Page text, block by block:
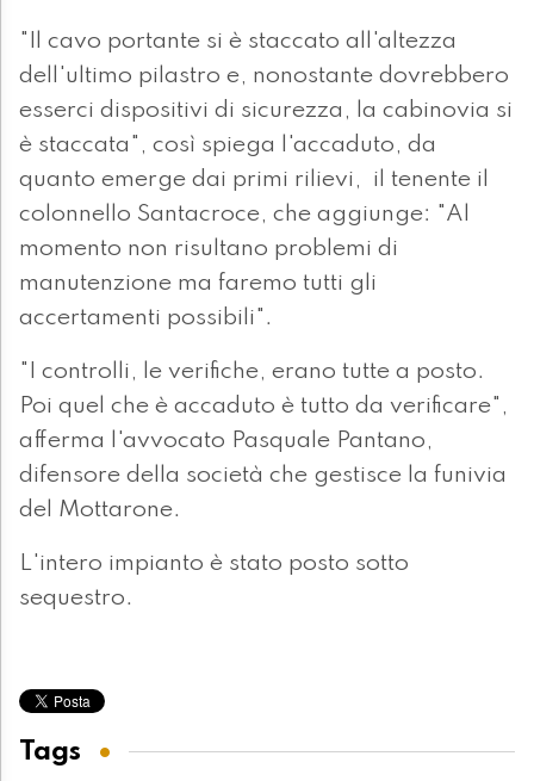
"Il cavo portante si è staccato all'altezza
dell'ultimo pilastro e, nonostante dovrebbero
esserci dispositivi di sicurezza, la cabinovia si
è staccata", così spiega l'accaduto, da
quanto emerge dai primi rilievi, il tenente il
colonnello Santacroce, che aggiunge: "Al
momento non risultano problemi di
manutenzione ma faremo tutti gli
accertamenti possibili".
"I controlli, le verifiche, erano tutte a posto.
Poi quel che è accaduto è tutto da verificare",
afferma l'avvocato Pasquale Pantano,
difensore della società che gestisce la funivia
del Mottarone.
L'intero impianto è stato posto sotto
sequestro.
Tags